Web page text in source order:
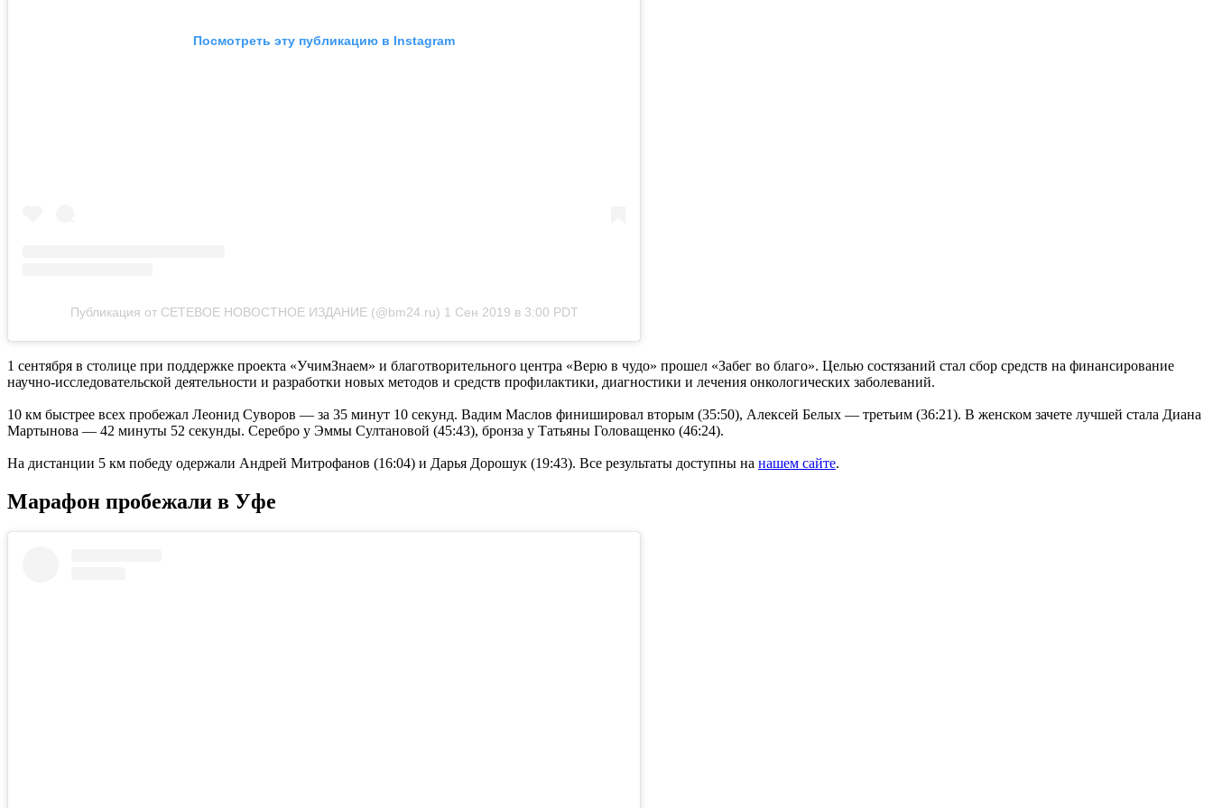
Посмотреть эту публикацию в Instagram
Публикация от СЕТЕВОЕ НОВОСТНОЕ ИЗДАНИЕ (@bm24.ru) 1 Сен 2019 в 3:00 PDT
1 сентября в столице при поддержке проекта «УчимЗнаем» и благотворительного центра «Верю в чудо» прошел «Забег во благо». Целью состязаний стал сбор средств на финансирование
научно-исследовательской деятельности и разработки новых методов и средств профилактики, диагностики и лечения онкологических заболеваний.
10 км быстрее всех пробежал Леонид Суворов — за 35 минут 10 секунд. Вадим Маслов финишировал вторым (35:50), Алексей Белых — третьим (36:21). В женском зачете лучшей стала Диана
Мартынова — 42 минуты 52 секунды. Серебро у Эммы Султановой (45:43), бронза у Татьяны Головащенко (46:24).
На дистанции 5 км победу одержали Андрей Митрофанов (16:04) и Дарья Дорошук (19:43). Все результаты доступны на нашем сайте.
Марафон пробежали в Уфе